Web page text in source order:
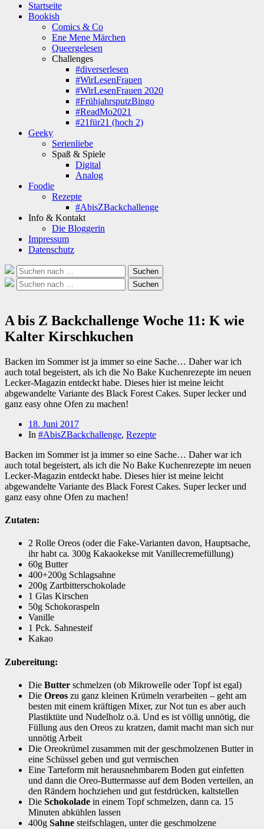
Startseite
Bookish
Comics & Co
Ene Mene Märchen
Queergelesen
Challenges
#diverserlesen
#WirLesenFrauen
#WirLesenFrauen 2020
#FrühjahrsputzBingo
#ReadMo2021
#21für21 (hoch 2)
Geeky
Serienliebe
Spaß & Spiele
Digital
Analog
Foodie
Rezepte
#AbisZBackchallenge
Info & Kontakt
Die Bloggerin
Impressum
Datenschutz
Suche
nach:
Suchen
Suche
nach:
Suchen
A bis Z Backchallenge Woche 11: K wie
Kalter Kirschkuchen
Backen im Sommer ist ja immer so eine Sache… Daher war ich
auch total begeistert, als ich die No Bake Kuchenrezepte im neuen
Lecker-Magazin entdeckt habe. Dieses hier ist meine leicht
abgewandelte Variante des Black Forest Cakes. Super lecker und
ganz easy ohne Ofen zu machen!
Beitragsdatum
18. Juni 2017
In #AbisZBackchallenge, Rezepte
Backen im Sommer ist ja immer so eine Sache… Daher war ich
auch total begeistert, als ich die No Bake Kuchenrezepte im neuen
Lecker-Magazin entdeckt habe. Dieses hier ist meine leicht
abgewandelte Variante des Black Forest Cakes. Super lecker und
ganz easy ohne Ofen zu machen!
Zutaten:
2 Rolle Oreos (oder die Fake-Varianten davon, Hauptsache,
ihr habt ca. 300g Kakaokekse mit Vanillecremefüllung)
60g Butter
400+200g Schlagsahne
200g Zartbitterschokolade
1 Glas Kirschen
50g Schokoraspeln
Vanille
1 Pck. Sahnesteif
Kakao
Zubereitung:
Die Butter schmelzen (ob Mikrowelle oder Topf ist egal)
Die Oreos zu ganz kleinen Krümeln verarbeiten – geht am
besten mit einem kräftigen Mixer, zur Not tun es aber auch
Plastiktüte und Nudelholz o.ä. Und es ist völlig unnötig, die
Füllung aus den Oreos zu kratzen, damit macht man sich nur
unnötig Arbeit
Die Oreokrümel zusammen mit der geschmolzenen Butter in
eine Schüssel geben und gut vermischen
Eine Tarteform mit herausnehmbarem Boden gut einfetten
und dann die Oreo-Buttermasse auf dem Boden verteilen, an
den Rändern hochziehen und gut festdrücken, kaltstellen
Die Schokolade in einem Topf schmelzen, dann ca. 15
Minuten abkühlen lassen
400g Sahne steifschlagen, unter die geschmolzene